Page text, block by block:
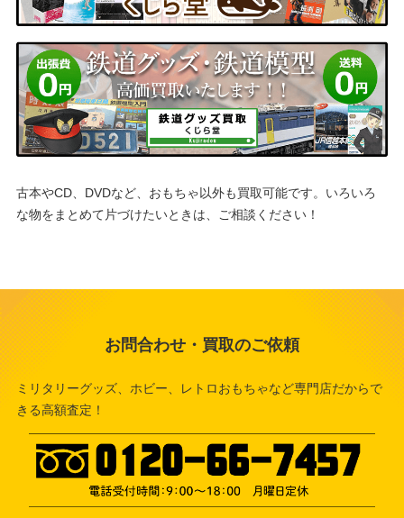
古本やCD、DVDなど、おもちゃ以外も買取可能です。 いろいろ
な物をまとめて片づけたいときは、ご相談ください！
お問合わせ・買取のご依頼
ミリタリーグッズ、ホビー、レトロおもちゃなど専門店だからで
きる高額査定！